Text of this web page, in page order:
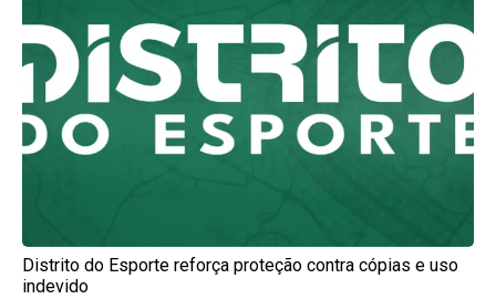
Distrito do Esporte reforça proteção contra cópias e uso
indevido